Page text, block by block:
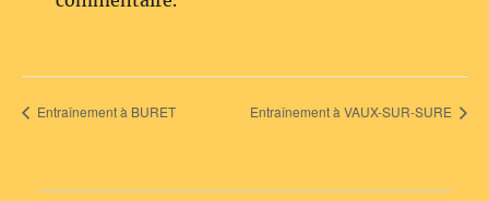
Entraînement à BURET Entraînement à VAUX-SUR-SURE